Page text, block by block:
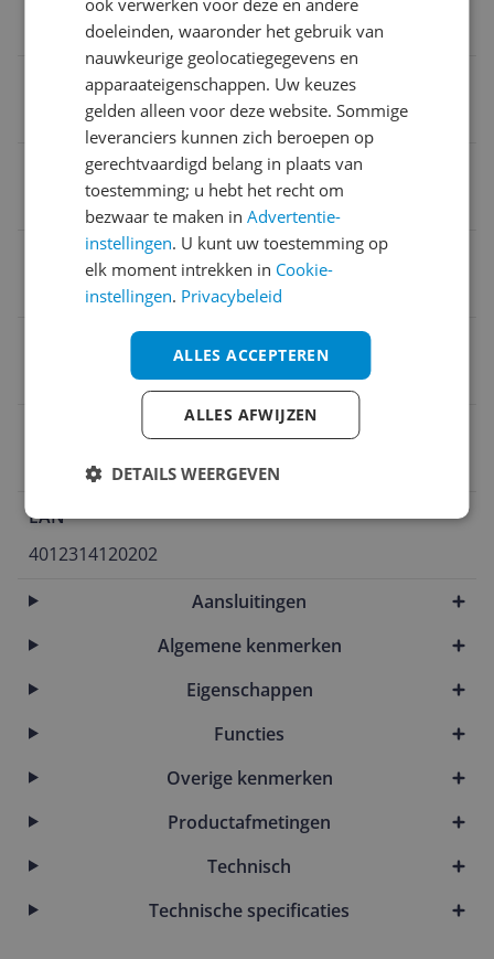
Maximale druk
130 bar
Bluetooth
Lengte slang
Doorvoercapaciteit
EAN
4012314120202
Aansluitingen
Algemene kenmerken
Eigenschappen
Functies
Overige kenmerken
Productafmetingen
Technisch
Technische specificaties
ook verwerken voor deze en andere
doeleinden, waaronder het gebruik van
nauwkeurige geolocatiegegevens en
apparaateigenschappen. Uw keuzes
gelden alleen voor deze website. Sommige
leveranciers kunnen zich beroepen op
gerechtvaardigd belang in plaats van
toestemming; u hebt het recht om
bezwaar te maken inAdvertentie-
instellingen. U kunt uw toestemming op
elk moment intrekken in Cookie-
instellingen. Privacybeleid
ALLES ACCEPTEREN
ALLES AFWIJZEN
DETAILS WEERGEVEN